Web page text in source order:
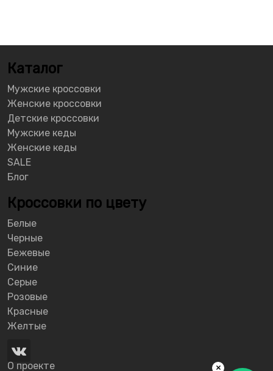
Каталог
Мужские кроссовки
Женские кроссовки
Детские кроссовки
Мужские кеды
Женские кеды
SALE
Блог
Кроссовки по цвету
Белые
Черные
Бежевые
Синие
Серые
Розовые
Красные
Желтые
О проекте ×